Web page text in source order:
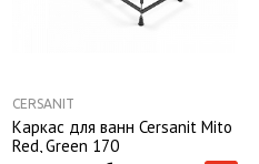
CERSANIT
Каркас для ванн Cersanit Mito
Red, Green 170